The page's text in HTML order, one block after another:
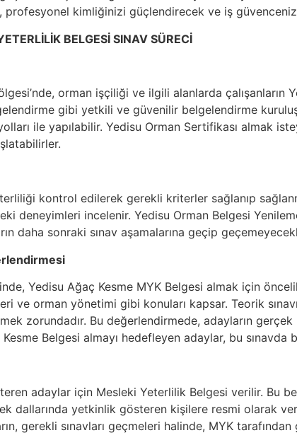
kimliğinizi güçlendirecek ve iş
BELGESİ SINAV SÜRECİ
orman işçiliği ve ilgili alanlarda çalışanların
gibi yetkili ve güvenilir belgelendirme
ile yapılabilir. Yedisu Orman Sertifikası almak
kontrol edilerek gerekli kriterler sağlanıp
deneyimleri incelenir. Yedisu Orman Belgesi
daha sonraki sınav aşamalarına geçip
Yedisu Ağaç Kesme MYK Belgesi almak için
ve orman yönetimi gibi konuları kapsar. Teorik
zorundadır. Bu değerlendirmede, adayların
Belgesi almayı hedefleyen adaylar, bu sınavda
adaylar için Mesleki Yeterlilik Belgesi verilir. Bu
dallarında yetkinlik gösteren kişilere resmi olarak
gerekli sınavları geçmeleri halinde, MYK